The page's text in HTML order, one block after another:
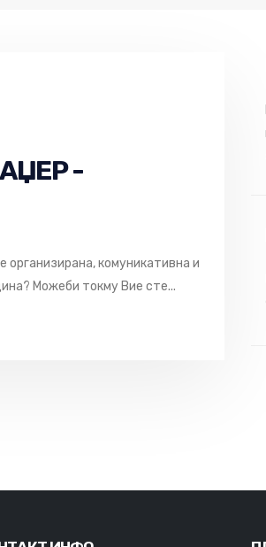
-
организирана, комуникативна и
Можеби токму Вие сте...